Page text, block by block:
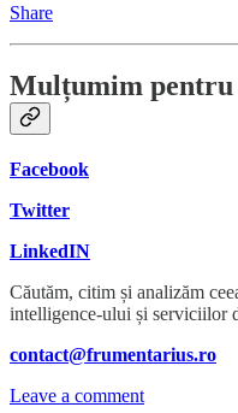
Share
Mulțumim pentru
Facebook
Twitter
LinkedIN
Căutăm, citim și analizăm
intelligence-ului și serviciilor
contact@frumentarius.ro
Leave a comment